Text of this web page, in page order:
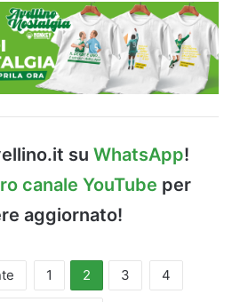
su WhatsApp!
canale YouTube per
aggiornato!
1 2 3 4